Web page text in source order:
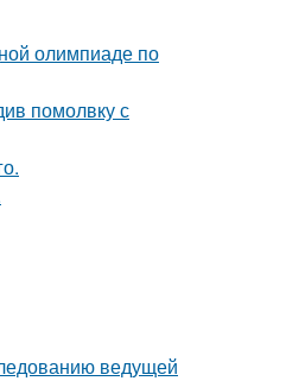
олимпиаде по
помолвку с
ведущей